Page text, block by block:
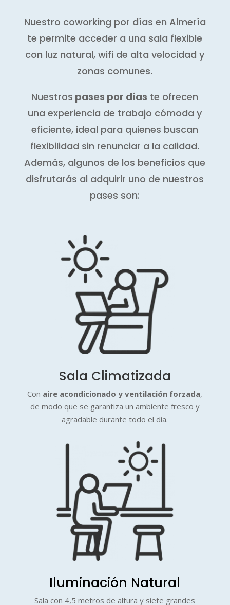
Nuestro coworking por días en Almería
te permite acceder a una sala flexible
con luz natural, wifi de alta velocidad y
zonas comunes.
Nuestros pases por días te ofrecen
una experiencia de trabajo cómoda y
eficiente, ideal para quienes buscan
flexibilidad sin renunciar a la calidad.
Además, algunos de los beneficios que
disfrutarás al adquirir uno de nuestros
pases son:
Sala Climatizada
Con aire acondicionado y ventilación forzada,
de modo que se garantiza un ambiente fresco y
agradable durante todo el día.
Iluminación Natural
Sala con 4,5 metros de altura y siete grandes